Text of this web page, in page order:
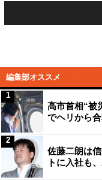
編集部オススメ
高市首相“被
でヘリから
1
佐藤二朗は
トに入社も
2